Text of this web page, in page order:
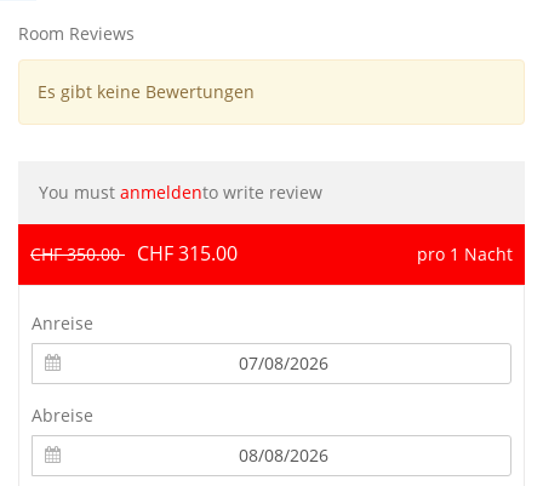
Room Reviews
Es gibt keine Bewertungen
You must anmeldento write review
CHF 350.00 CHF 315.00 pro 1 Nacht
Anreise
Abreise